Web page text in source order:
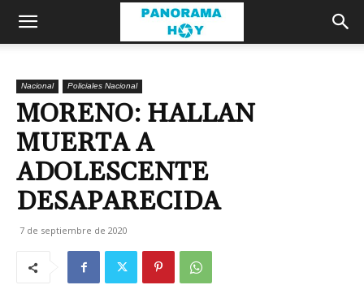
Nacional Policiales Nacional
MORENO: HALLAN
MUERTA A
ADOLESCENTE
DESAPARECIDA
7 de septiembre de 2020